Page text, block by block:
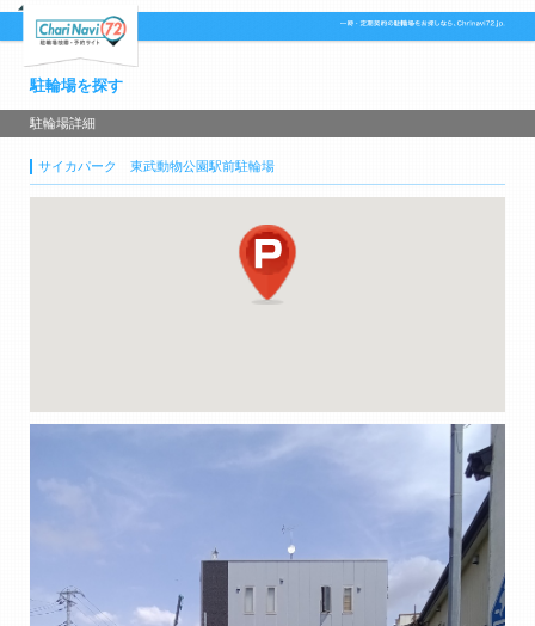
駐輪場を探す
駐輪場詳細
サイカパーク 東武動物公園駅前駐輪場